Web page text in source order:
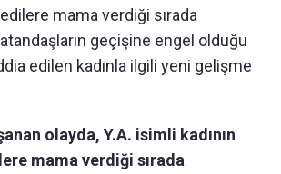
mama verdiği sırada
geçişine engel olduğu
edilen kadınla ilgili yeni gelişme
olayda, Y.A. isimli kadının
mama verdiği sırada